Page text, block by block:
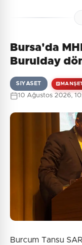
Bursa'da
Burulday
SIYASET
10 Ağustos 2026,
Burcum Tansu